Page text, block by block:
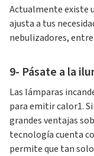
Actualmente existe
ajusta a tus
nebulizadores,
9- Pásate a la
Las lámparas
para emitir calor1.
grandes ventajas
tecnología cuenta
permite que tan